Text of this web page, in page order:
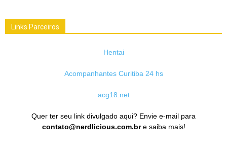
Links Parceiros
Hentai
Acompanhantes Curitiba 24 hs
acg18.net
Quer ter seu link divulgado aqui? Envie e-mail para
contato@nerdlicious.com.bre saiba mais!